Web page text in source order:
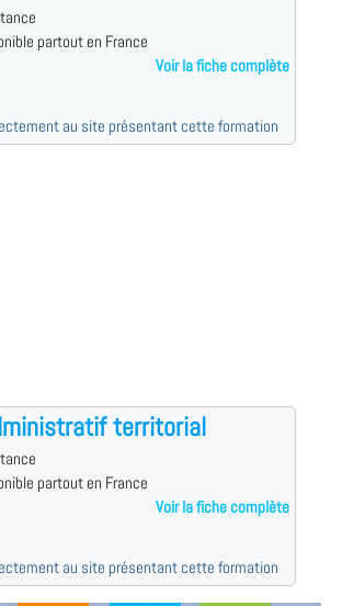
partout en France
Voir la fiche complète
au site présentant cette formation
territorial
partout en France
Voir la fiche complète
au site présentant cette formation